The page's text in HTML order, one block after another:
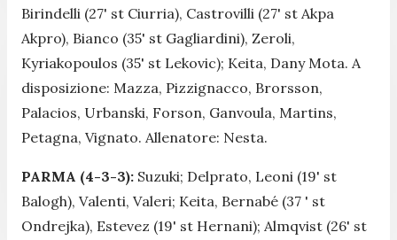
Birindelli (27' st Ciurria), Castrovilli (27' st Akpa
Akpro), Bianco (35' st Gagliardini), Zeroli,
Kyriakopoulos (35' st Lekovic); Keita, Dany Mota. A
disposizione: Mazza, Pizzignacco, Brorsson,
Palacios, Urbanski, Forson, Ganvoula, Martins,
Petagna, Vignato. Allenatore: Nesta.
PARMA (4-3-3): Suzuki; Delprato, Leoni (19' st
Balogh), Valenti, Valeri; Keita, Bernabé (37 ' st
Ondrejka), Estevez (19' st Hernani); Almqvist (26' st